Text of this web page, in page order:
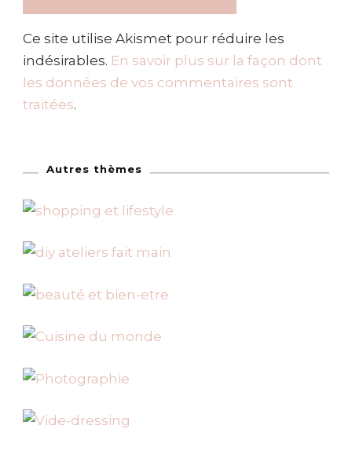
Ce site utilise Akismet pour réduire les
indésirables. En savoir plus sur la façon dont
les données de vos commentaires sont
traitées.
Autres thèmes